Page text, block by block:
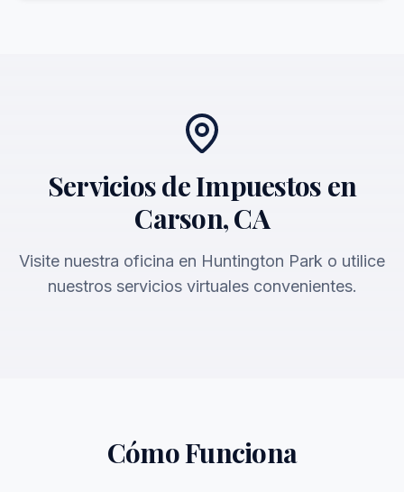
Servicios de Impuestos en
Carson, CA
Visite nuestra oficina en Huntington Park o utilice
nuestros servicios virtuales convenientes.
Cómo Funciona